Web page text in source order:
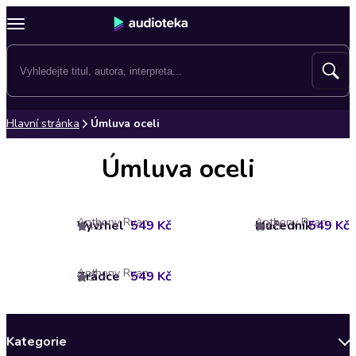
Hlavní stránka Úmluva oceli
Úmluva oceli
Vyvrhel
Anthony Ryan
4.8 549 Kč Mučedník
Anthony Ryan
4.8 549 Kč
Zrádce
Anthony Ryan
5 549 Kč
Kategorie